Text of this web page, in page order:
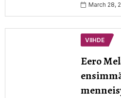
March 28,
VIIHDE
Eero